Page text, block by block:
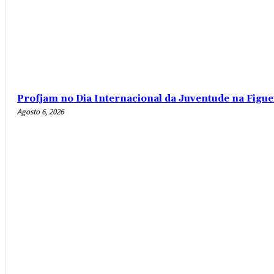
Profjam no Dia Internacional da Juventude na
Agosto 6, 2026